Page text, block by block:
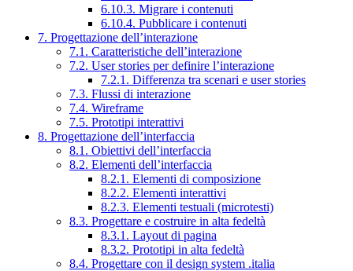
6.10.3. Migrare i contenuti
6.10.4. Pubblicare i contenuti
7. Progettazione dell’interazione
7.1. Caratteristiche dell’interazione
7.2. User stories per definire l’interazione
7.2.1. Differenza tra scenari e user stories
7.3. Flussi di interazione
7.4. Wireframe
7.5. Prototipi interattivi
8. Progettazione dell’interfaccia
8.1. Obiettivi dell’interfaccia
8.2. Elementi dell’interfaccia
8.2.1. Elementi di composizione
8.2.2. Elementi interattivi
8.2.3. Elementi testuali (microtesti)
8.3. Progettare e costruire in alta fedeltà
8.3.1. Layout di pagina
8.3.2. Prototipi in alta fedeltà
8.4. Progettare con il design system .italia